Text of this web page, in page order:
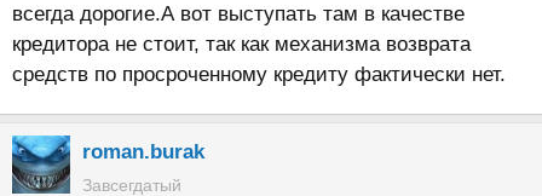
всегда дорогие.А вот выступать там в качестве
кредитора не стоит, так как механизма возврата
средств по просроченному кредиту фактически нет.
roman.burak
Завсегдатый